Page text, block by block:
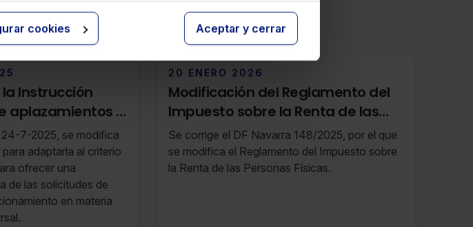
cookies Aceptar y cerrar
Instrucción
aplazamientos y
de pago (RF
de 2025 al
de 2025)
7-2025, se modifica
adaptarla al criterio
ofrecer una
de las solicitudes de
en materia
20 ENERO 2026
Modificación del Reglamento del
Impuesto sobre la Renta de las
Personas Físicas
Se corrige el DF Navarra 148/2025, por el que
se modifica el Reglamento del Impuesto sobre
la Renta de las Personas Físicas.